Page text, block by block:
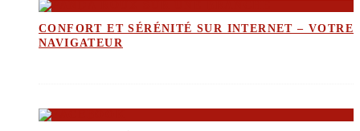
CONFORT ET SÉRÉNITÉ SUR INTERNET – VOTRE
NAVIGATEUR